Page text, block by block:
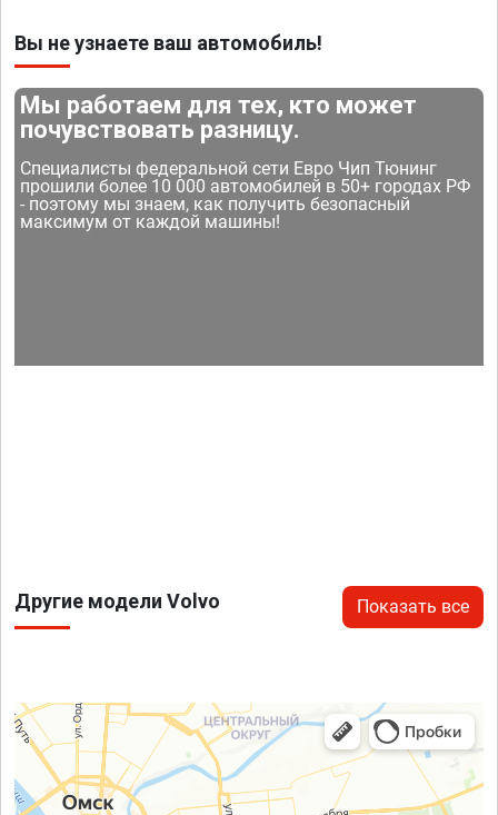
Вы не узнаете ваш автомобиль!
Мы работаем для тех, кто может
почувствовать разницу.
Специалисты федеральной сети Евро Чип Тюнинг
прошили более 10 000 автомобилей в 50+ городах РФ
- поэтому мы знаем, как получить безопасный
максимум от каждой машины!
Другие модели Volvo Показать все